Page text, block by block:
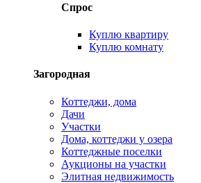
Спрос
Куплю квартиру
Куплю комнату
Загородная
Коттеджи, дома
Дачи
Участки
Дома, коттеджи у озера
Коттеджные поселки
Аукционы на участки
Элитная недвижимость